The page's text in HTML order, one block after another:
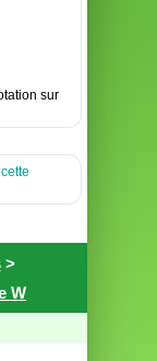
sur
>
W